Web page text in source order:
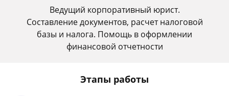
Ведущий корпоративный юрист.
Составление документов, расчет налоговой
базы и налога. Помощь в оформлении
финансовой отчетности
Этапы работы